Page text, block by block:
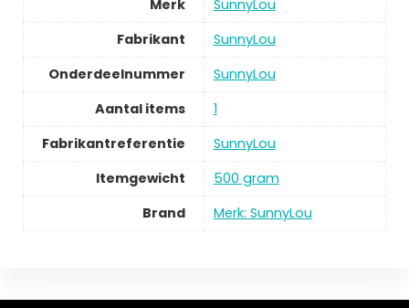
Merk
SunnyLou
Fabrikant
SunnyLou
Onderdeelnummer
SunnyLou
Aantal items
1
Fabrikantreferentie
SunnyLou
Itemgewicht
500 gram
Brand
Merk: SunnyLou